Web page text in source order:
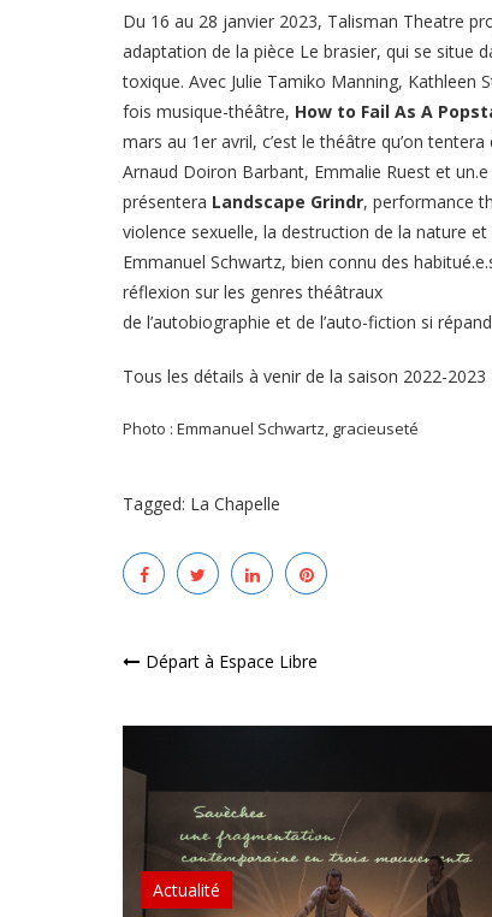
Du 16 au 28 janvier 2023, Talisman Theatre
adaptation de la pièce Le brasier, qui se situe
toxique. Avec Julie Tamiko Manning, Kathleen
fois musique-théâtre, How to Fail As A
mars au 1er avril, c’est le théâtre qu’on tentera
Arnaud Doiron Barbant, Emmalie Ruest et
présentera Landscape Grindr, performance
violence sexuelle, la destruction de la nature
Emmanuel Schwartz, bien connu des
réflexion sur les genres théâtraux
de l’autobiographie et de l’auto-fiction si
Tous les détails à venir de la saison 2022-2023
Photo : Emmanuel Schwartz, gracieuseté
Tagged: La Chapelle
Navigation
de
l’article
Départ à Espace Libre
Actualité